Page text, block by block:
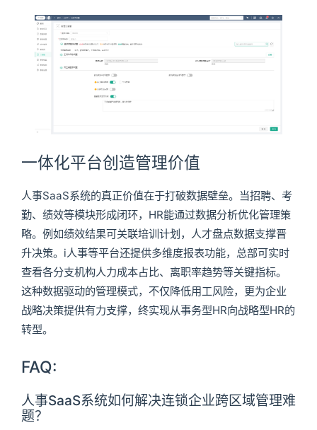
一体化平台创造管理价值
人事SaaS系统的真正价值在于打破数据壁垒。当招聘、考
勤、绩效等模块形成闭环，HR能通过数据分析优化管理策
略。例如绩效结果可关联培训计划，人才盘点数据支撑晋
升决策。i人事等平台还提供多维度报表功能，总部可实时
查看各分支机构人力成本占比、离职率趋势等关键指标。
这种数据驱动的管理模式，不仅降低用工风险，更为企业
战略决策提供有力支撑，终实现从事务型HR向战略型HR的
转型。
FAQ:
人事SaaS系统如何解决连锁企业跨区域管理难
题？